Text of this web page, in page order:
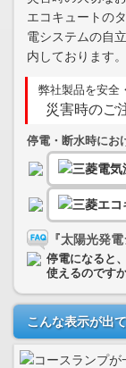
エコキュートの
電システムの自
内しております
弊社製品を安全
災害時のご
停電・断水時にお
『太陽光発
停電になると
使えるのです
こんな表示が出